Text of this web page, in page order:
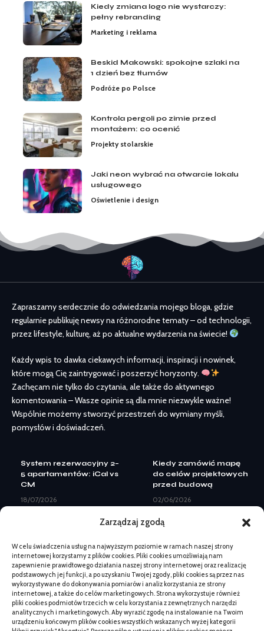
Zarządzaj zgodą
W celu świadczenia usług na najwyższym poziomie w ramach naszej strony
internetowej korzystamy z plików cookies. Pliki cookies umożliwiają nam
zapewnienie prawidłowego działania naszej strony internetowej oraz realizację
podstawowych jej funkcji, a po uzyskaniu Twojej zgody, pliki cookies są przez nas
wykorzystywane do dokonywania pomiarów i analiz korzystania ze strony
internetowej, a także do celów marketingowych. Strona wykorzystuje również
pliki cookies podmiotów trzecich w celu korzystania z zewnętrznych narzędzi
analitycznych i marketingowych. Aby wyrazić zgodę na instalowanie na Twoim
urządzeniu końcowym plików cookies wszystkich wskazanych wyżej kategorii
Kiedy zmiana logo nie wystarczy:
pełny rebranding
Marketing i reklama
Beskid Makowski: spokojne szlaki na
1 dzień bez tłumów
Podróże po Polsce
Kontrola pergoli po zimie przed
montażem: co ocenić
Projekty stolarskie
Jaki neon wybrać na otwarcie lokalu
usługowego
Oświetlenie i design
Zapraszamy serdecznie do odwiedzania mojego bloga, gdzie
regularnie publikuję newsy na różnorodne tematy – od technologii,
przez lifestyle, kulturę, aż po aktualne wydarzenia na świecie!
Każdy wpis to dawka ciekawych informacji, inspiracji i nowinek,
które mogą Cię zaintrygować i poszerzyć horyzonty.
Zachęcam nie tylko do czytania, ale także do aktywnego
komentowania – Wasze opinie są dla mnie niezwykle ważne!
Wspólnie możemy stworzyć przestrzeń do wymiany myśli,
pomysłów i doświadczeń.
System rezerwacyjny 2–
5 apartamentów: iCal vs
CM
18/07/2026
08/07/2026
Kiedy zmiana logo nie
wystarczy: pełny
rebranding
07/07/2026
Beskid Makowski:
spokojne szlaki na 1
dzień bez tłumów
Kiedy zamówić mapę
do celów projektowych
przed budową
02/06/2026
przed montażem: co
03/06/2026
Jaki neon wybrać na
otwarcie lokalu
usługowego
02/06/2026
Japandi a styl
skandynawski:
kluczowe różnice